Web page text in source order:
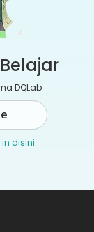
DQLab
in disini